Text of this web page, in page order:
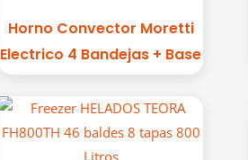
Horno Convector Moretti
Electrico 4 Bandejas + Base